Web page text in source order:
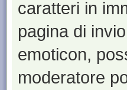
caratteri in
pagina di
emoticon,
moderatore